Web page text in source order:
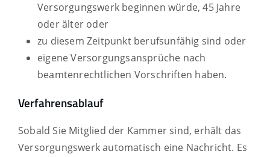
Versorgungswerk beginnen würde, 45 Jahre
oder älter oder
zu diesem Zeitpunkt berufsunfähig sind oder
eigene Versorgungsansprüche nach
beamtenrechtlichen Vorschriften haben.
Verfahrensablauf
Sobald Sie Mitglied der Kammer sind, erhält das
Versorgungswerk automatisch eine Nachricht. Es